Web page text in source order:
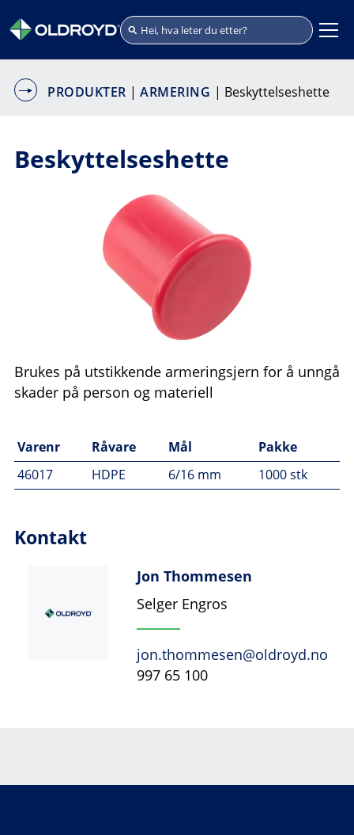
PRODUKTER |ARMERING | Beskyttelseshette
Beskyttelseshette
Brukes på utstikkende armeringsjern for å unngå
skader på person og materiell
Varenr Råvare Mål
Pakke
46017
HDPE 6/16 mm 1000 stk
Kontakt
Jon Thommesen
Selger Engros
jon.thommesen@oldroyd.no
997 65 100